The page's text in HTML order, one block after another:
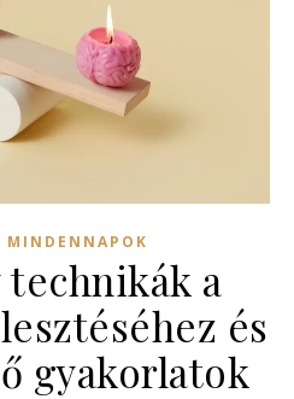
MINDENNAPOK
a
és
gyakorlatok